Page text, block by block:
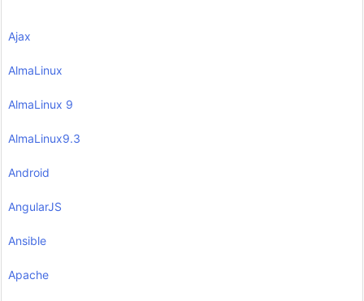
Ajax
AlmaLinux
AlmaLinux 9
AlmaLinux9.3
Android
AngularJS
Ansible
Apache